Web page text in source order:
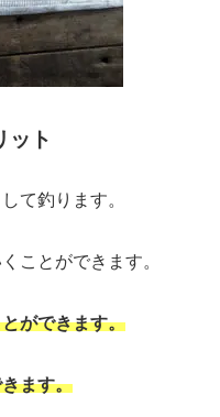
ット
て釣ります。
ことができます。
ができます。
ます。